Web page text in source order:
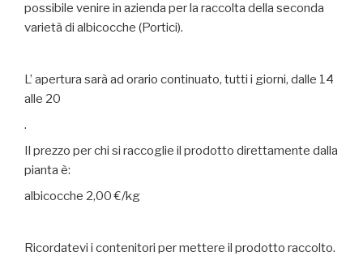
possibile venire in azienda per la raccolta della seconda
varietà di albicocche (Portici).
L’ apertura sarà ad orario continuato, tutti i giorni, dalle 14
alle 20
.
Il prezzo per chi si raccoglie il prodotto direttamente dalla
pianta è:
albicocche 2,00 €/kg
Ricordatevi i contenitori per mettere il prodotto raccolto.